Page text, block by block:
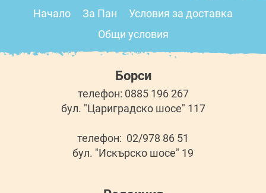
Начало За Пан
Условия за доставка
Общи условия
Борси
телефон: 0885 196 267
бул. "Цариградско шосе" 117
телефон: 02/978 86 51
бул. "Искърско шосе" 19